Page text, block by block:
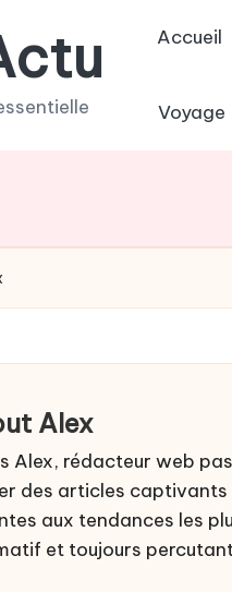
Accueil
Voyage
Alex
Alex, rédacteur web
des articles captivants
aux tendances les
et toujours